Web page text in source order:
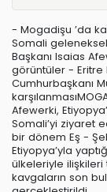
- Mogadişu ’da
Somali
Başkanı Isaias
görüntüler - Eritre
Cumhurbaşkanı
Afewerki,
Somali’yi ziyaret
bir dönem Eş -
Etiyopya’yla
ülkeleriyle
kavgaların son